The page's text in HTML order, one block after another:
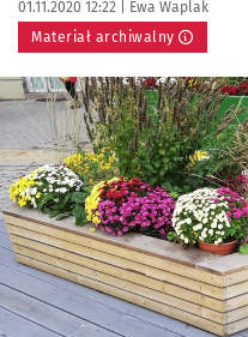
Data publikacji:
01.11.2020 12:22 | Autor:
Ewa Waplak
Materiał archiwalny
Kliknij, aby powiększyć